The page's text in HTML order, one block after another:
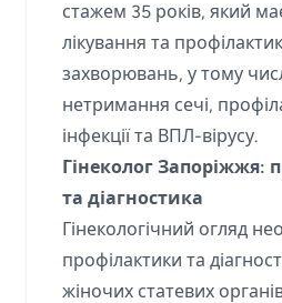
стажем 35 років, який
лікування та
захворювань, у тому
нетримання сечі,
інфекції та ВПЛ-вірусу.
Гінеколог Запоріжжя:
та діагностика
Гінекологічний огляд
профілактики та
жіночих статевих